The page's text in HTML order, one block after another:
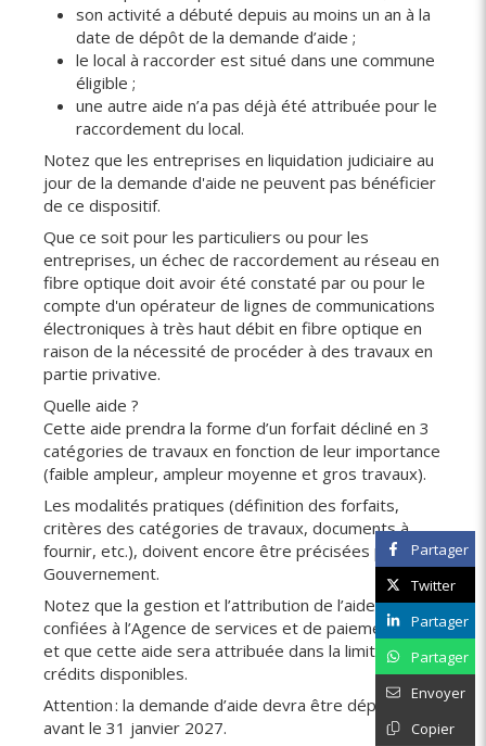
son activité a débuté depuis au moins un an à la
date de dépôt de la demande d’aide ;
le local à raccorder est situé dans une commune
éligible ;
une autre aide n’a pas déjà été attribuée pour le
raccordement du local.
Notez que les entreprises en liquidation judiciaire au
jour de la demande d'aide ne peuvent pas bénéficier
de ce dispositif.
Que ce soit pour les particuliers ou pour les
entreprises, un échec de raccordement au réseau en
fibre optique doit avoir été constaté par ou pour le
compte d'un opérateur de lignes de communications
électroniques à très haut débit en fibre optique en
raison de la nécessité de procéder à des travaux en
partie privative.
Quelle aide ?
Cette aide prendra la forme d’un forfait décliné en 3
catégories de travaux en fonction de leur importance
(faible ampleur, ampleur moyenne et gros travaux).
Les modalités pratiques (définition des forfaits,
critères des catégories de travaux, documents à
fournir, etc.), doivent encore être précisées par le
Gouvernement.
Notez que la gestion et l’attribution de l’aide seront
confiées à l’Agence de services et de paiement (ASP)
et que cette aide sera attribuée dans la limite des
crédits disponibles.
Attention : la demande d’aide devra être déposée
avant le 31 janvier 2027.
Partager
Twitter
Partager
Partager
Envoyer
Copier